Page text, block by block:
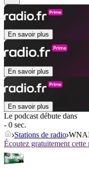
En savoir plus
En savoir plus
En savoir plus
Le podcast débute dans
- 0 sec.
Stations de radio
Écoutez gratuitement